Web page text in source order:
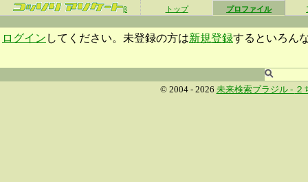
β トップ プロファイル
ログイン してください。未登録の方は新規登録するといろん
© 2004 - 2026 未来検索ブラジル - ２